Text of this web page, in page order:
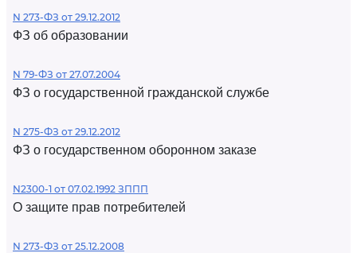
N 273-ФЗ от 29.12.2012
ФЗ об образовании
N 79-ФЗ от 27.07.2004
ФЗ о государственной гражданской службе
N 275-ФЗ от 29.12.2012
ФЗ о государственном оборонном заказе
N2300-1 от 07.02.1992 ЗППП
О защите прав потребителей
N 273-ФЗ от 25.12.2008